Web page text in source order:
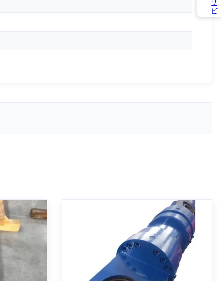
筋液圧
性のあ
硬質クロムメッキロッドとMT4
トラニオン取付部を備えた多段
伸縮油圧シリンダ